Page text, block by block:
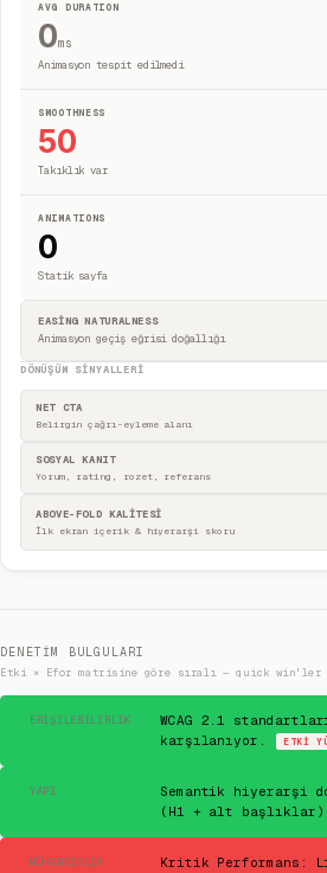
AVG DURATION
0ms
Animasyon tespit edilmedi
SMOOTHNESS
50
Takıklık var
ANIMATIONS
0
Statik sayfa
EASING NATURALNESS
Animasyon geçiş eğrisi doğallığı
DÖNÜŞÜM SINYALLERI
NET CTA
Belirgin çağrı-eyleme alanı
SOSYAL KANIT
Yorum, rating, rozet, referans
ABOVE-FOLD KALİTESİ
İlk ekran içerik & hiyerarşi skoru
DENETIM BULGULARI
Etki × Efor matrisine göre sıralı — quick win'ler
ERIŞILEBILIRLIK
WCAG 2.1
karşılanıyor.
ETKI
YAPI
Semantik hiyerarşi
(H1 + alt başlıklar).
MÜHENDISLIK
Kritik Performans: